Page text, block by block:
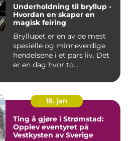
Underholdning til bryllup -
Hvordan en skaper en
magisk feiring
Bryllupet er en av de mest
spesielle og minneverdige
hendelsene i et pars liv. Det
er en dag hvor to...
18. jan
Ting å gjøre i Strømstad:
Opplev eventyret på
Vestkysten av Sverige